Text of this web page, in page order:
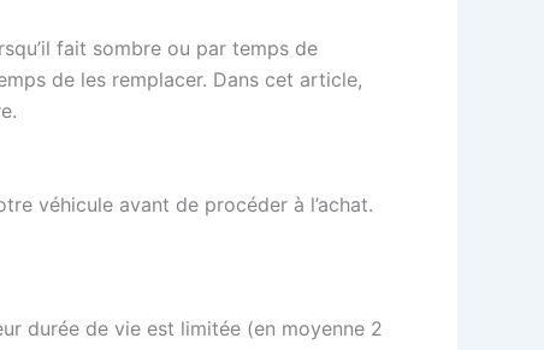
fait sombre ou par temps de
de les remplacer. Dans cet article,
véhicule avant de procéder à l’achat.
durée de vie est limitée (en moyenne 2